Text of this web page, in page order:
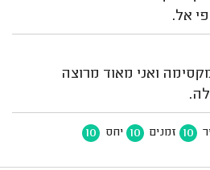
אל.
ואני מאוד מרוצה
10 זמנים 10 יחס 10